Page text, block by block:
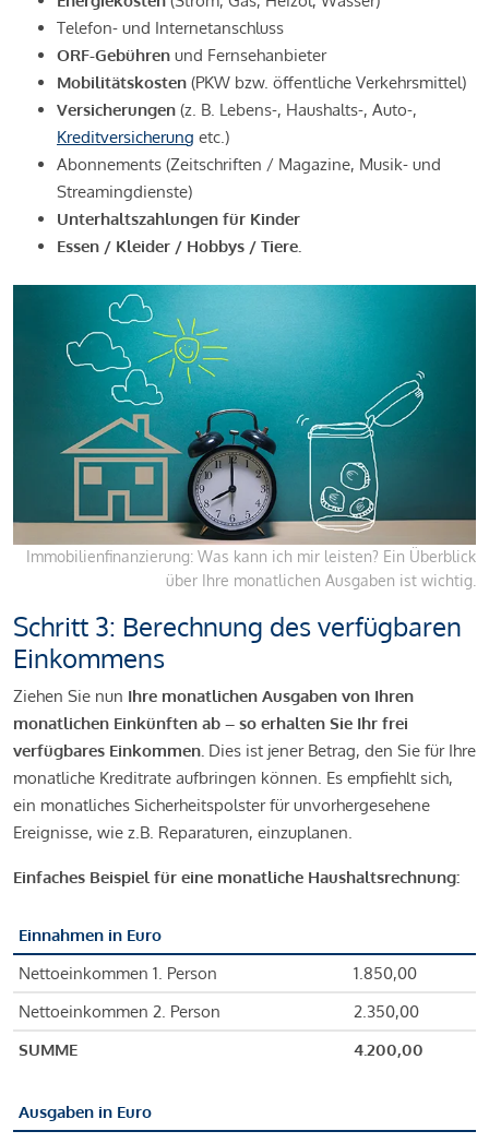
Telefon- und Internetanschluss
ORF-Gebühren und Fernsehanbieter
Mobilitätskosten (PKW bzw. öffentliche Verkehrsmittel)
Versicherungen (z. B. Lebens-, Haushalts-, Auto-,
Kreditversicherung etc.)
Abonnements (Zeitschriften / Magazine, Musik- und
Streamingdienste)
Unterhaltszahlungen für Kinder
Essen / Kleider / Hobbys / Tiere.
Immobilienfinanzierung: Was kann ich mir leisten? Ein Überblick
über Ihre monatlichen Ausgaben ist wichtig.
Schritt 3: Berechnung des verfügbaren
Einkommens
Ziehen Sie nun Ihre monatlichen Ausgaben von Ihren
monatlichen Einkünften ab – so erhalten Sie Ihr frei
verfügbares Einkommen. Dies ist jener Betrag, den Sie für Ihre
monatliche Kreditrate aufbringen können. Es empfiehlt sich,
ein monatliches Sicherheitspolster für unvorhergesehene
Ereignisse, wie z.B. Reparaturen, einzuplanen.
Einfaches Beispiel für eine monatliche Haushaltsrechnung:
Einnahmen in Euro
Nettoeinkommen 1. Person
1.850,00
Nettoeinkommen 2. Person
2.350,00
SUMME
4.200,00
Ausgaben in Euro